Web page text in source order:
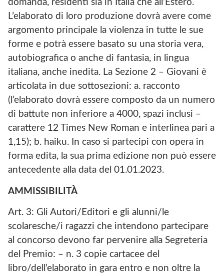
domanda, residenti sia in Italia che all’Estero.
L’elaborato di loro produzione dovrà avere come
argomento principale la violenza in tutte le sue
forme e potrà essere basato su una storia vera,
autobiografica o anche di fantasia, in lingua
italiana, anche inedita. La Sezione 2 – Giovani è
articolata in due sottosezioni: a. racconto
(l’elaborato dovrà essere composto da un numero
di battute non inferiore a 4000, spazi inclusi –
carattere 12 Times New Roman e interlinea pari a
1,15); b. haiku. In caso si partecipi con opera in
forma edita, la sua prima edizione non può essere
antecedente alla data del 01.01.2023.
AMMISSIBILITÀ
Art. 3: Gli Autori/Editori e gli alunni/le
scolaresche/i ragazzi che intendono partecipare
al concorso devono far pervenire alla Segreteria
del Premio: – n. 3 copie cartacee del
libro/dell’elaborato in gara entro e non oltre la